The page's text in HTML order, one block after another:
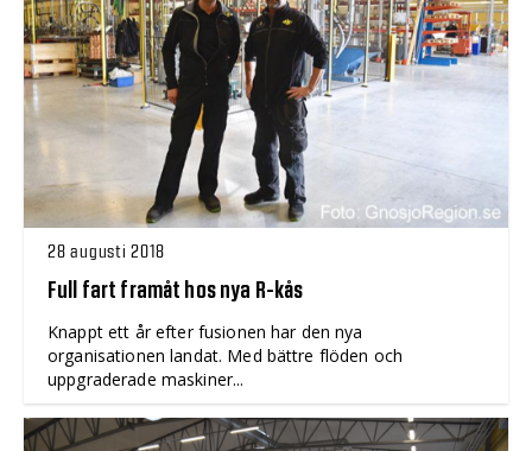
28 augusti 2018
Full fart framåt hos nya R-kås
Knappt ett år efter fusionen har den nya
organisationen landat. Med bättre flöden och
uppgraderade maskiner...